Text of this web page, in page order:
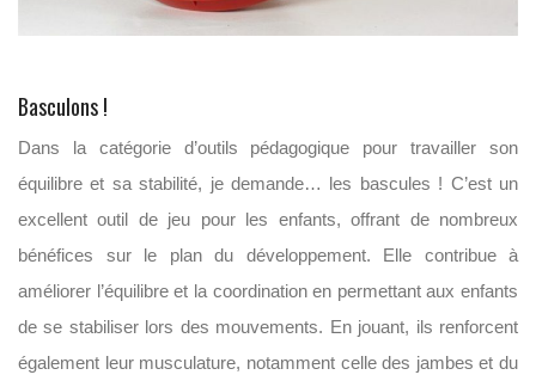
Basculons !
Dans la catégorie d’outils pédagogique pour travailler son
équilibre et sa stabilité, je demande… les bascules ! C’est un
excellent outil de jeu pour les enfants, offrant de nombreux
bénéfices sur le plan du développement. Elle contribue à
améliorer l’équilibre et la coordination en permettant aux enfants
de se stabiliser lors des mouvements. En jouant, ils renforcent
également leur musculature, notamment celle des jambes et du